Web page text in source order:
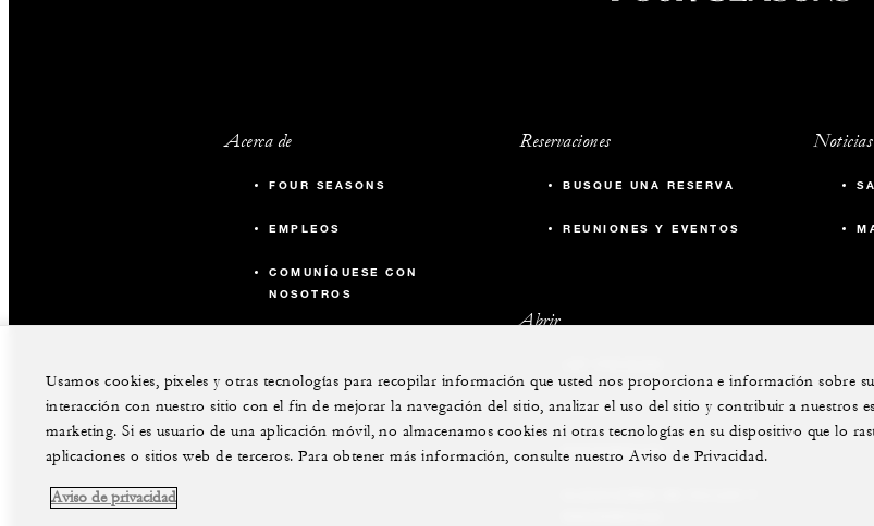
Acerca de
FOUR SEASONS
EMPLEOS
COMUNÍQUESE CON
NOSOTROS
Reservaciones
BUSQUE UNA RESERVA
REUNIONES Y EVENTOS
Noticias
Abrir
YATES
RESIDENCIAS
Usamos cookies, pixeles y otras tecnologías para recopilar información que usted nos proporciona e información sobre su
interacción con nuestro sitio con el fin de mejorar la navegación del sitio, analizar el uso del sitio y contribuir a nuestros
marketing. Si es usuario de una aplicación móvil, no almacenamos cookies ni otras tecnologías en su dispositivo que lo
aplicaciones o sitios web de terceros. Para obtener más información, consulte nuestro Aviso de Privacidad.
Aviso de privacidad